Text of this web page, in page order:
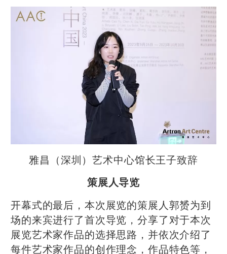
雅昌（深圳）艺术中心馆长王子致辞
策展人导览
开幕式的最后，本次展览的策展人郭赟为到
场的来宾进行了首次导览，分享了对于本次
展览艺术家作品的选择思路，并依次介绍了
每件艺术家作品的创作理念，作品特色等，